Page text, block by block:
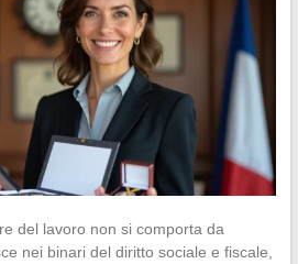
del lavoro non si comporta da
nei binari del diritto sociale e fiscale,